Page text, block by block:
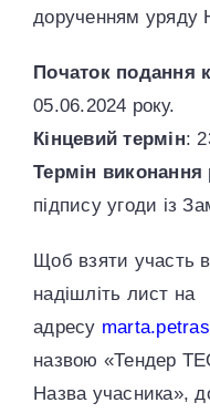
дорученням уряду
Початок подання
05.06.2024 року.
Кінцевий термін:
Термін виконання
підпису угоди із
Щоб взяти участь
надішліть лист на
адресу
назвою «Тендер
Назва учасника»,